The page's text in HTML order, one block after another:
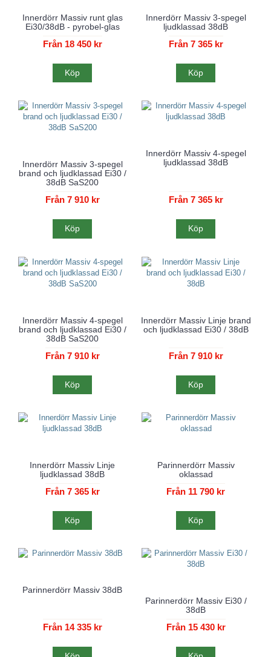
Innerdörr Massiv runt glas
Ei30/38dB - pyrobel-glas
Från 18 450 kr
Köp
Innerdörr Massiv 3-spegel
ljudklassad 38dB
Från 7 365 kr
Köp
Innerdörr Massiv 3-spegel
brand och ljudklassad Ei30 /
38dB SaS200
Från 7 910 kr
Köp
Innerdörr Massiv 4-spegel
ljudklassad 38dB
Från 7 365 kr
Köp
Innerdörr Massiv 4-spegel
brand och ljudklassad Ei30 /
38dB SaS200
Från 7 910 kr
Köp
Innerdörr Massiv Linje brand
och ljudklassad Ei30 / 38dB
Från 7 910 kr
Köp
Innerdörr Massiv Linje
ljudklassad 38dB
Från 7 365 kr
Köp
Parinnerdörr Massiv
oklassad
Från 11 790 kr
Köp
Parinnerdörr Massiv 38dB
Från 14 335 kr
Parinnerdörr Massiv Ei30 /
38dB
Från 15 430 kr